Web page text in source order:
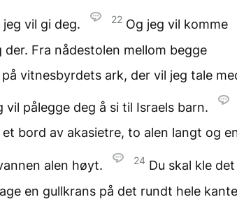
vil gi deg. 22 Og jeg vil komme
der. Fra nådestolen mellom begge
vitnesbyrdets ark, der vil jeg tale
vil pålegge deg å si til Israels barn.
et bord av akasietre, to alen langt og
alen høyt. 24 Du skal kle det
en gullkrans på det rundt hele